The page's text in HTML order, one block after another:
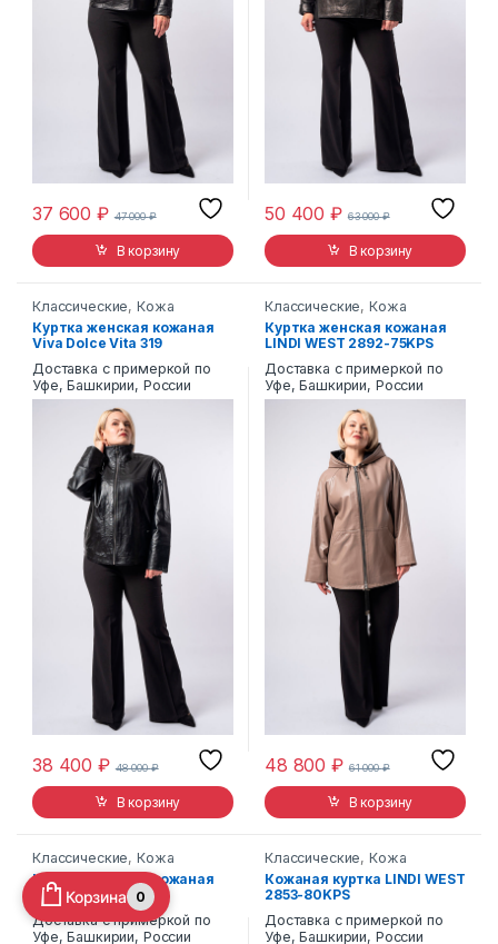
37 600₽ 47 000₽
В корзину
50 400₽ 63 000₽
В корзину
Классические,Кожа
Куртка женская кожаная
Viva Dolce Vita 319
Доставка с примеркой по
Уфе, Башкирии, России
38 400₽ 48 000₽
В корзину
Классические,Кожа
Куртка женская кожаная
LINDI WEST 2892-75KPS
Доставка с примеркой по
Уфе, Башкирии, России
48 800₽ 61 000₽
В корзину
Классические,Кожа
Куртка женская кожаная
Viva Dolce Vita 104
Доставка с примеркой по
Уфе, Башкирии, России
Классические,Кожа
Кожаная куртка LINDI WEST
2853-80KPS
Доставка с примеркой по
Уфе, Башкирии, России
Корзина 0